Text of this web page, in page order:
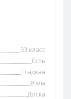
33 класс
Есть
Гладкая
8 мм
Доска